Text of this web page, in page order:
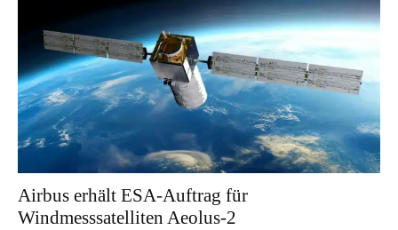
Airbus erhält ESA-Auftrag für
Windmesssatelliten Aeolus-2